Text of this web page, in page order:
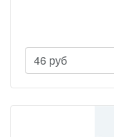
46 руб